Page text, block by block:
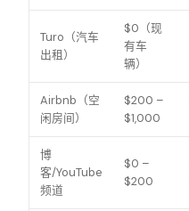
Turo（汽车
出租）
$0（现
有车
辆）
Airbnb（空
闲房间）
$200 –
$1,000
博
客/YouTube
频道
$0 –
$200